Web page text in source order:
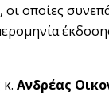
οποίες
Ανδρέας